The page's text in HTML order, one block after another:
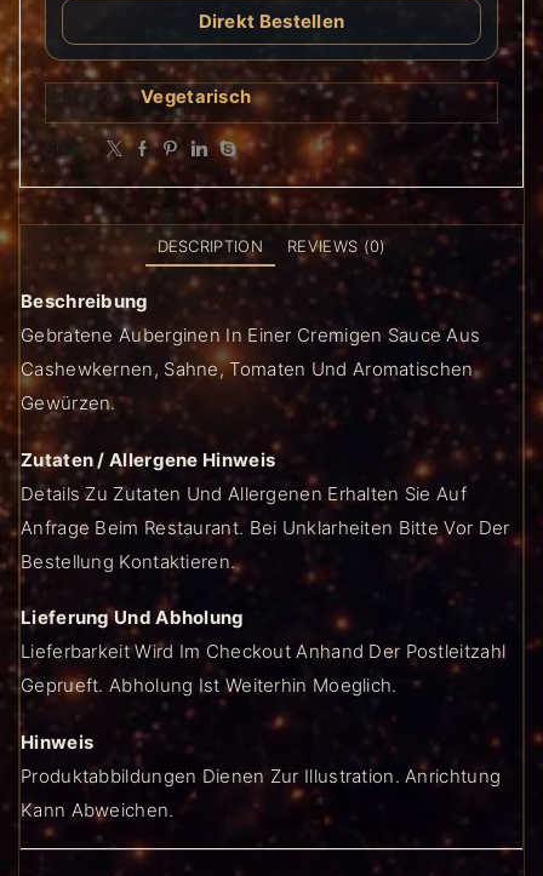
Direkt Bestellen
Category:Vegetarisch
Share:
DESCRIPTION REVIEWS (0)
Beschreibung
Gebratene Auberginen In Einer Cremigen Sauce Aus
Cashewkernen, Sahne, Tomaten Und Aromatischen
Gewürzen.
Zutaten / Allergene Hinweis
Details Zu Zutaten Und Allergenen Erhalten Sie Auf
Anfrage Beim Restaurant. Bei Unklarheiten Bitte Vor Der
Bestellung Kontaktieren.
Lieferung Und Abholung
Lieferbarkeit Wird Im Checkout Anhand Der Postleitzahl
Geprueft. Abholung Ist Weiterhin Moeglich.
Hinweis
Produktabbildungen Dienen Zur Illustration. Anrichtung
Kann Abweichen.